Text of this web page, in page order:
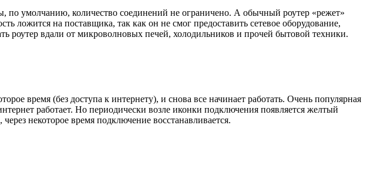
по умолчанию, количество соединений не ограничено. А обычный роутер «режет»
ложится на поставщика, так как он не смог предоставить сетевое оборудование,
роутер вдали от микроволновых печей, холодильников и прочей бытовой техники.
время (без доступа к интернету), и снова все начинает работать. Очень популярная
работает. Но периодически возле иконки подключения появляется желтый
некоторое время подключение восстанавливается.